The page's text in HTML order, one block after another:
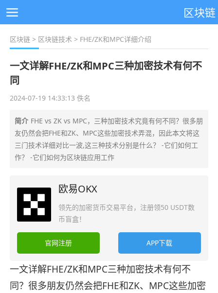
区块链
区块链 > 区块链技术 > FHE/ZK和MPC详细介绍
一文详解FHE/ZK和MPC三种加密技术有何不
同
2024-07-19 14:33:13 佚名
简介 FHE vs ZK vs MPC，三种加密技术究竟有何不同？很多朋
友仍然会把FHE和ZK、MPC这些加密技术弄混，因此本文将这
三门技术详细对比一波,这三种技术分别是什么？ -它们如何工
作？ -它们如何为区块链应用工作
欧易OKX
领先的加密货币交易平台，注册领50 USDT数
币盲盒！
官网注册 APP下载
一文详解FHE/ZK和MPC三种加密技术有何不
同？很多朋友仍然会把FHE和ZK、MPC这些加密